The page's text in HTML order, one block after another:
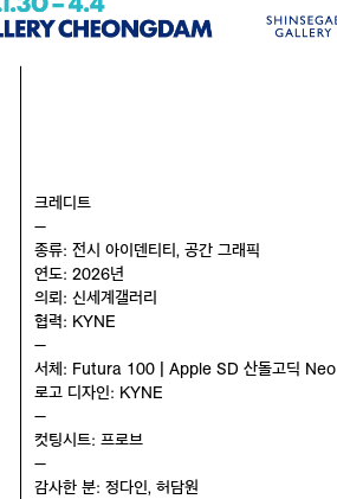
크레디트
—
종류: 전시 아이덴티티, 공간 그래픽
연도: 2026년
의뢰: 신세계갤러리
협력: KYNE
—
서체: Futura 100 | Apple SD 산돌고딕 Neo
로고 디자인: KYNE
—
컷팅시트: 프로브
—
감사한 분: 정다인, 허담원